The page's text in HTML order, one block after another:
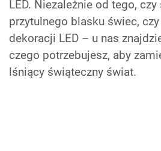
LED. Niezależnie od tego, czy
przytulnego blasku świec, czy
dekoracji LED – u nas
czego potrzebujesz, aby
lśniący świąteczny świat.